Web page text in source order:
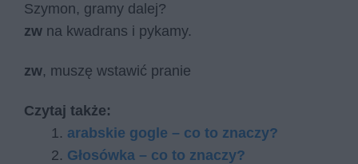
Szymon, gramy dalej?
zw na kwadrans i pykamy.
zw, muszę wstawić pranie
Czytaj także:
arabskie gogle – co to znaczy?
Głosówka – co to znaczy?